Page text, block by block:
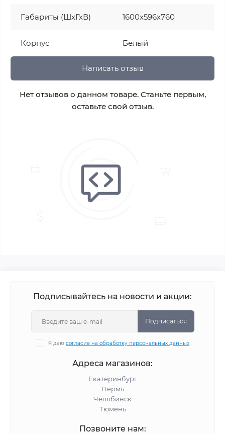
Габариты (ШхГхВ) 1600х596х760
Корпус Белый
Написать отзыв
Нет отзывов о данном товаре. Станьте первым,
оставьте свой отзыв.
Подписывайтесь на новости и акции:
Подписаться
Я даю согласие на обработку персональных данных
Адреса магазинов:
Екатеринбург
Пермь
Челябинск
Тюмень
Позвоните нам: